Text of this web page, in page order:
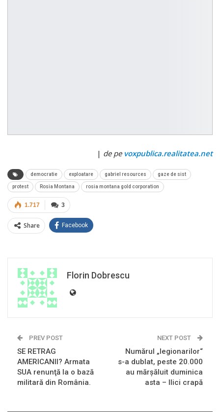
| de pe voxpublica.realitatea.net
democratie exploatare gabriel resources gaze de sist
protest Rosia Montana rosia montana gold corporation
3
1.717
Share Facebook
Florin Dobrescu
PREV POST
SE RETRAG
AMERICANII? Armata
SUA renunţă la o bază
militară din România.
NEXT POST
Numărul „legionarilor“
s-a dublat, peste 20.000
au mărșăluit duminica
asta – Ilici crapă